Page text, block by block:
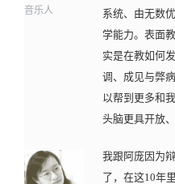
音乐人
系统、由无数
学能力。表面
实是在教如何
调、成见与弊
以帮到更多和
头脑更具开放
我跟阿庞因为
了，在这10年